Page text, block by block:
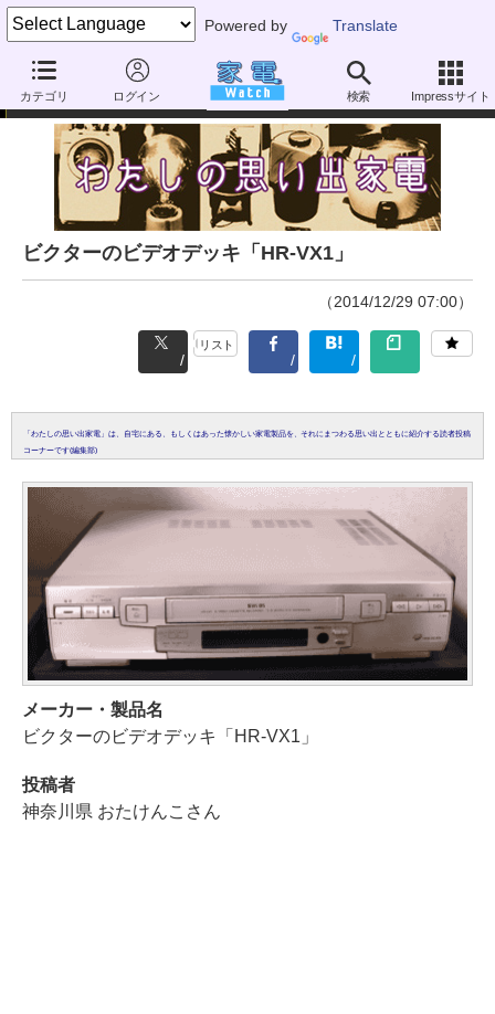
Powered by Translate
カテゴリ ログイン 検索 Impressサイト
読者投稿
ビクターのビデオデッキ「HR-VX1」
（2014/12/29 07:00）
リスト
「わたしの思い出家電」は、自宅にある、もしくはあった懐かしい家電製品を、それにまつわる思い出とともに紹介する読者投稿
コーナーです(編集部)
メーカー・製品名
ビクターのビデオデッキ「HR-VX1」
投稿者
神奈川県 おたけんこさん